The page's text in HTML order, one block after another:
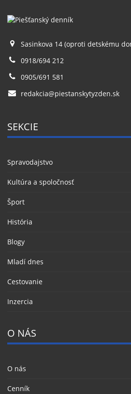
Sasinkova 14 (oproti detskému
0918/694 212
0905/691 581
redakcia@piestanskytyzden.sk
SEKCIE
Spravodajstvo
Kultúra a spoločnosť
Šport
História
Blogy
Mladí dnes
Cestovanie
Inzercia
O NÁS
O nás
Cenník